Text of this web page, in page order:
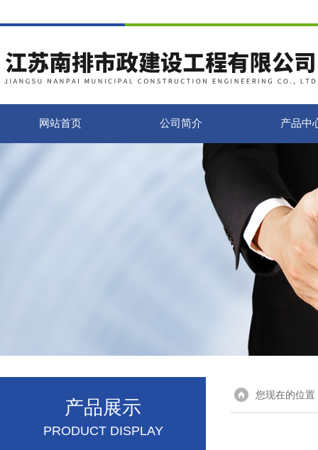
网站首页 公司简介 产品中
产品展示
PRODUCT DISPLAY
您现在的位置